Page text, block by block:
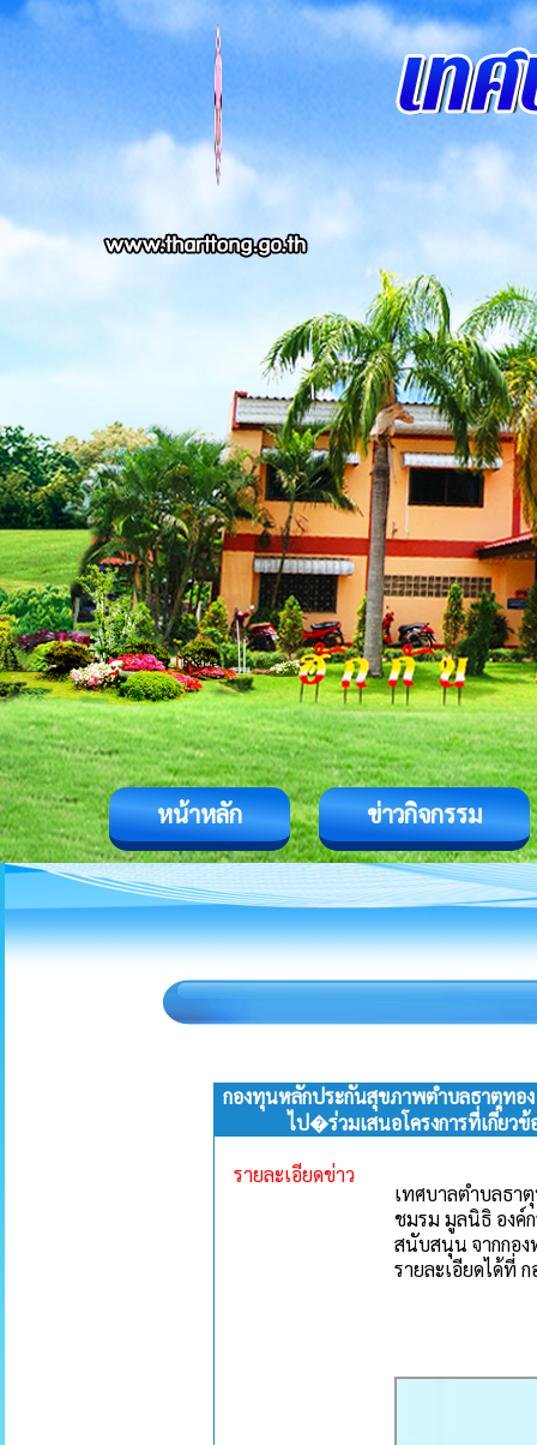
หน้าหลัก ข่าวกิจกรรม
กองทุนหลักประกันสุขภาพตำบลธาตุทอ
ไป�ร่วมเสนอโครงการที่เกี่ย
รายละเอียดข่าว
เทศบาลตำบลธา
ชมรม มูลนิธิ องค์
สนับสนุน จากกอ
รายละเอียดได้ที่